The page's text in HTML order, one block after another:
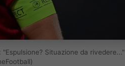
Situazione da rivedere..."